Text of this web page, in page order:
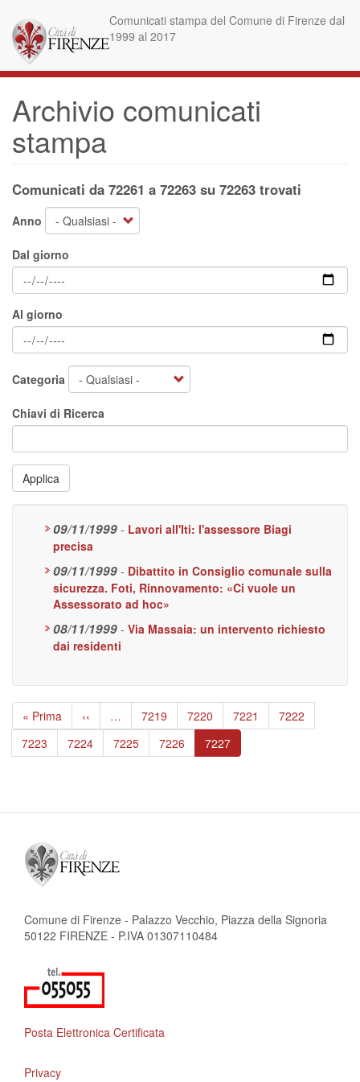
contenuto
principale
Comunicati stampa del Comune di Firenze dal
1999 al 2017
Archivio comunicati
stampa
Comunicati da 72261 a 72263 su 72263 trovati
Anno
Dal giorno
Al giorno
Categoria
Chiavi di Ricerca
Applica
09/11/1999 - Lavori all'Iti: l'assessore Biagi
precisa
09/11/1999 - Dibattito in Consiglio comunale sulla
sicurezza. Foti, Rinnovamento: «Ci vuole un
Assessorato ad hoc»
08/11/1999 - Via Massaia: un intervento richiesto
dai residenti
Paginazione
Prima
pagina
« Prima
Pagina
precedente
‹‹ … Page
7219 Page
7220 Page
7221 Page
7222
Page
7223 Page
7224 Page
7225 Page
7226
Pagina
attuale
7227
Comune di Firenze - Palazzo Vecchio, Piazza della Signoria
50122 FIRENZE - P.IVA 01307110484
Posta Elettronica Certificata
Privacy